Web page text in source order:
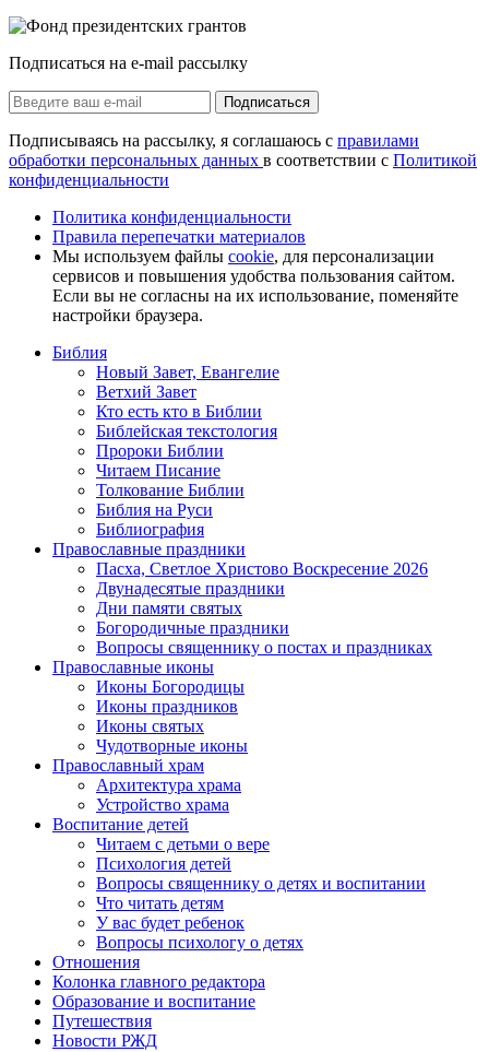
Подписаться на e-mail рассылку
Подписаться
Подписываясь на рассылку, я соглашаюсь с правилами
обработки персональных данных в соответствии с Политикой
конфиденциальности
Политика конфиденциальности
Правила перепечатки материалов
Мы используем файлы cookie, для персонализации
сервисов и повышения удобства пользования сайтом.
Если вы не согласны на их использование, поменяйте
настройки браузера.
Библия
Новый Завет, Евангелие
Ветхий Завет
Кто есть кто в Библии
Библейская текстология
Пророки Библии
Читаем Писание
Толкование Библии
Библия на Руси
Библиография
Православные праздники
Пасха, Светлое Христово Воскресение 2026
Двунадесятые праздники
Дни памяти святых
Богородичные праздники
Вопросы священнику о постах и праздниках
Православные иконы
Иконы Богородицы
Иконы праздников
Иконы святых
Чудотворные иконы
Православный храм
Архитектура храма
Устройство храма
Воспитание детей
Читаем с детьми о вере
Психология детей
Вопросы священнику о детях и воспитании
Что читать детям
У вас будет ребенок
Вопросы психологу о детях
Отношения
Колонка главного редактора
Образование и воспитание
Путешествия
Новости РЖД